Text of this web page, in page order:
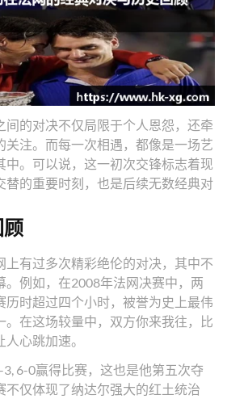
间的对决不仅局限于个人恩怨，还牵
关注。而每一次相遇，都像是一场艺
中。可以说，这一初次交锋标志着现
替的重要时刻，也是后续无数经典对
上有过多次精彩绝伦的对决，其中不
。例如，在2008年法网决赛中，两
历时超过四个小时，被誉为史上最伟
。在这场较量中，双方你来我往，比
心跳加速。
6-0赢得比赛，这也是他第五次夺
不仅体现了纳达尔强大的红土统治